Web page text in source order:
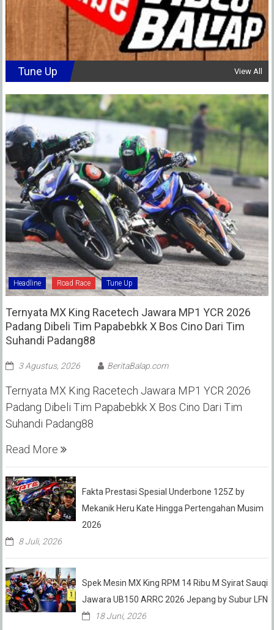
Tune Up View All
Headline Road Race Tune Up
Ternyata MX King Racetech Jawara MP1 YCR 2026
Padang Dibeli Tim Papabebkk X Bos Cino Dari Tim
Suhandi Padang88
3 Agustus, 2026 BeritaBalap.com
Ternyata MX King Racetech Jawara MP1 YCR 2026
Padang Dibeli Tim Papabebkk X Bos Cino Dari Tim
Suhandi Padang88
Read More
Fakta Prestasi Spesial Underbone 125Z by
Mekanik Heru Kate Hingga Pertengahan Musim
2026
8 Juli, 2026
Spek Mesin MX King RPM 14 Ribu M Syirat Sauqi
Jawara UB150 ARRC 2026 Jepang by Subur LFN
18 Juni, 2026